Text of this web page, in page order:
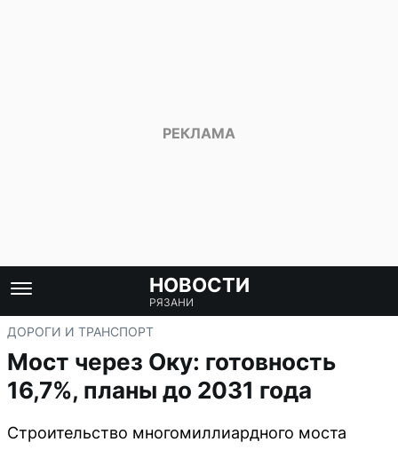
НОВОСТИ
РЯЗАНИ
ДОРОГИ И ТРАНСПОРТ
Мост через Оку: готовность
16,7%, планы до 2031 года
Строительство многомиллиардного моста